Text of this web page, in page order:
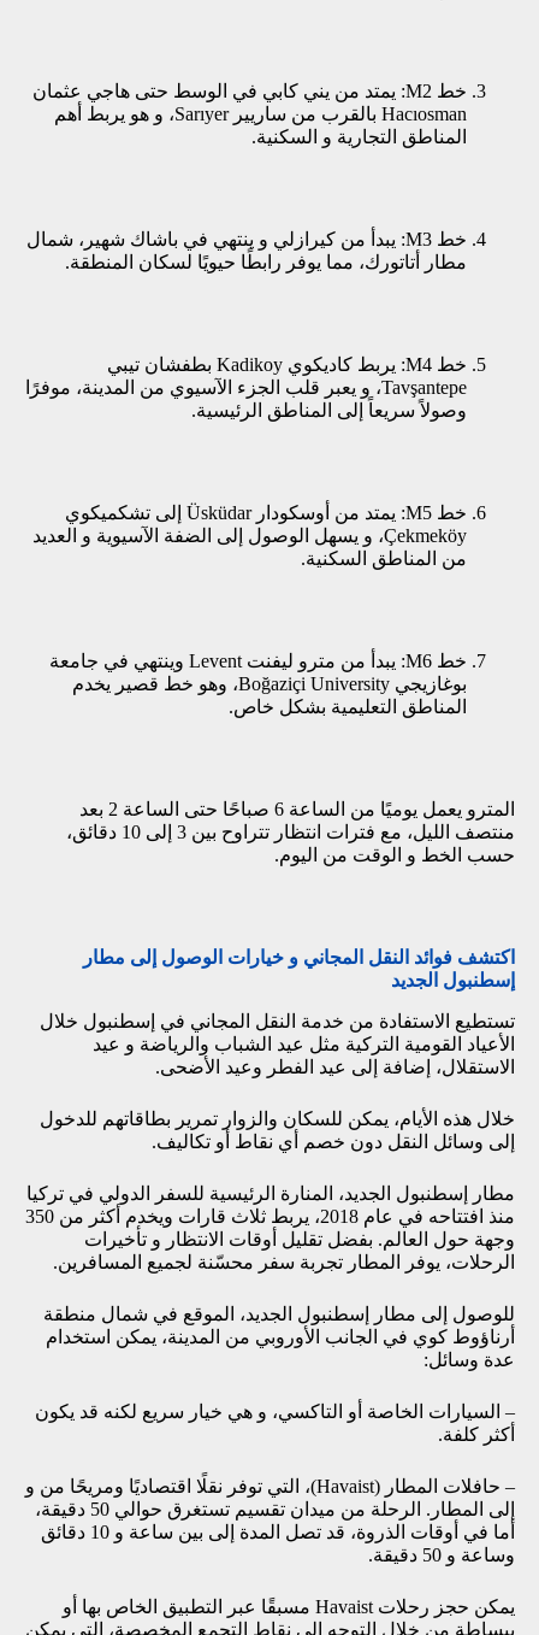
خط M2: يمتد من يني كابي في الوسط حتى هاجي عثمان
Hacıosman بالقرب من ساريير Sarıyer، و هو يربط أهم
المناطق التجارية و السكنية.
خط M3: يبدأ من كيرازلي و ينتهي في باشاك شهير، شمال
مطار أتاتورك، مما يوفر رابطًا حيويًا لسكان المنطقة.
خط M4: يربط كاديكوي Kadikoy بطفشان تيبي
Tavşantepe، و يعبر قلب الجزء الآسيوي من المدينة، موفرًا
وصولاً سريعاً إلى المناطق الرئيسية.
خط M5: يمتد من أوسكودار Üsküdar إلى تشكميكوي
Çekmeköy، و يسهل الوصول إلى الضفة الآسيوية و العديد
من المناطق السكنية.
خط M6: يبدأ من مترو ليفنت Levent وينتهي في جامعة
بوغازيجي Boğaziçi University، وهو خط قصير يخدم
المناطق التعليمية بشكل خاص.
المترو يعمل يوميًا من الساعة 6 صباحًا حتى الساعة 2 بعد
منتصف الليل، مع فترات انتظار تتراوح بين 3 إلى 10 دقائق،
حسب الخط و الوقت من اليوم.
اكتشف فوائد النقل المجاني و خيارات الوصول إلى مطار
إسطنبول الجديد
تستطيع الاستفادة من خدمة النقل المجاني في إسطنبول خلال
الأعياد القومية التركية مثل عيد الشباب والرياضة و عيد
الاستقلال، إضافة إلى عيد الفطر وعيد الأضحى.
خلال هذه الأيام، يمكن للسكان والزوار تمرير بطاقاتهم للدخول
إلى وسائل النقل دون خصم أي نقاط أو تكاليف.
مطار إسطنبول الجديد، المنارة الرئيسية للسفر الدولي في تركيا
منذ افتتاحه في عام 2018، يربط ثلاث قارات ويخدم أكثر من 350
وجهة حول العالم. بفضل تقليل أوقات الانتظار و تأخيرات
الرحلات، يوفر المطار تجربة سفر محسّنة لجميع المسافرين.
للوصول إلى مطار إسطنبول الجديد، الموقع في شمال منطقة
أرناؤوط كوي في الجانب الأوروبي من المدينة، يمكن استخدام
عدة وسائل:
– السيارات الخاصة أو التاكسي، و هي خيار سريع لكنه قد يكون
أكثر كلفة.
– حافلات المطار (Havaist)، التي توفر نقلًا اقتصاديًا ومريحًا من و
إلى المطار. الرحلة من ميدان تقسيم تستغرق حوالي 50 دقيقة،
أما في أوقات الذروة، قد تصل المدة إلى بين ساعة و 10 دقائق
وساعة و 50 دقيقة.
يمكن حجز رحلات Havaist مسبقًا عبر التطبيق الخاص بها أو
ببساطة من خلال التوجه إلى نقاط التجمع المخصصة، التي يمكن